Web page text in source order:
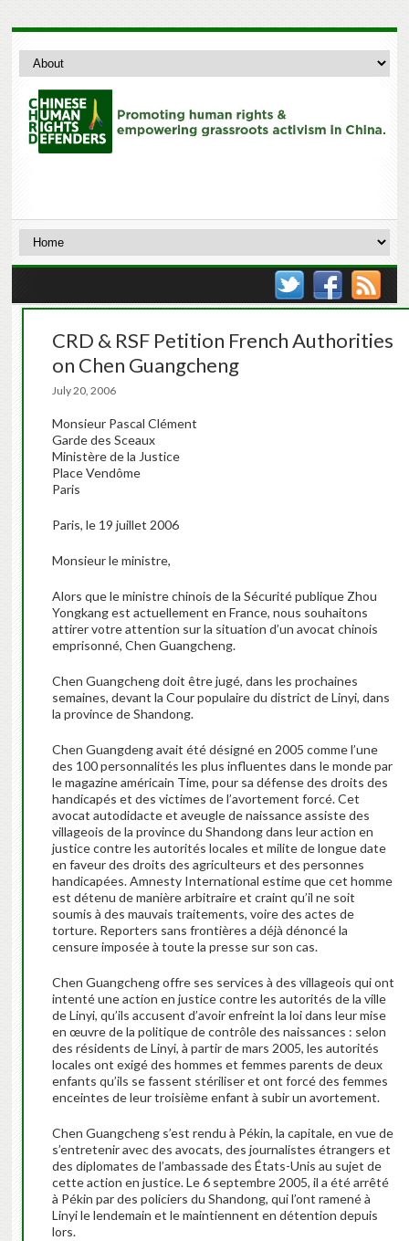
CRD & RSF Petition French Authorities
on Chen Guangcheng
July 20, 2006
Monsieur Pascal Clément
Garde des Sceaux
Ministère de la Justice
Place Vendôme
Paris
Paris, le 19 juillet 2006
Monsieur le ministre,
Alors que le ministre chinois de la Sécurité publique Zhou
Yongkang est actuellement en France, nous souhaitons
attirer votre attention sur la situation d’un avocat chinois
emprisonné, Chen Guangcheng.
Chen Guangcheng doit être jugé, dans les prochaines
semaines, devant la Cour populaire du district de Linyi, dans
la province de Shandong.
Chen Guangdeng avait été désigné en 2005 comme l’une
des 100 personnalités les plus influentes dans le monde par
le magazine américain Time, pour sa défense des droits des
handicapés et des victimes de l’avortement forcé. Cet
avocat autodidacte et aveugle de naissance assiste des
villageois de la province du Shandong dans leur action en
justice contre les autorités locales et milite de longue date
en faveur des droits des agriculteurs et des personnes
handicapées. Amnesty International estime que cet homme
est détenu de manière arbitraire et craint qu’il ne soit
soumis à des mauvais traitements, voire des actes de
torture. Reporters sans frontières a déjà dénoncé la
censure imposée à toute la presse sur son cas.
Chen Guangcheng offre ses services à des villageois qui ont
intenté une action en justice contre les autorités de la ville
de Linyi, qu’ils accusent d’avoir enfreint la loi dans leur mise
en œuvre de la politique de contrôle des naissances : selon
des résidents de Linyi, à partir de mars 2005, les autorités
locales ont exigé des hommes et femmes parents de deux
enfants qu’ils se fassent stériliser et ont forcé des femmes
enceintes de leur troisième enfant à subir un avortement.
Chen Guangcheng s’est rendu à Pékin, la capitale, en vue de
s’entretenir avec des avocats, des journalistes étrangers et
des diplomates de l’ambassade des États-Unis au sujet de
cette action en justice. Le 6 septembre 2005, il a été arrêté
à Pékin par des policiers du Shandong, qui l’ont ramené à
Linyi le lendemain et le maintiennent en détention depuis
lors.